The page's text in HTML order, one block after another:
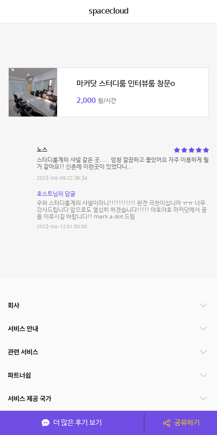
spacecloud
마커닷 스터디룸 인터뷰룸 창문o
2,000 원/시간
노스
스터디룸계의 샤넬 같은 곳..... 엄청 깔끔하고 좋았어요 자주 이용하게 될
거 같아요!! 신촌에 이런곳이 있었다니...
2023-04-09 22:38:34
호스트님의 답글
우와 스터디룸계의 샤넬이라니!!!!!!!!!!! 완전 극찬이십니아 ㅠㅠ 너무
감사드립니다 앞으로도 열심히 하겠습니다!!!!! 야호야호 마커닷에서 꿈
을 이루시길 바랍니다!! mark a dot 드림
2023-04-12 01:50:00
더 많은 후기 보기 공유하기
회사
서비스 안내
관련 서비스
파트너쉽
서비스 제공 국가